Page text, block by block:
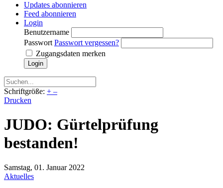
Updates abonnieren
Feed abonnieren
Login
Benutzername
Passwort Passwort vergessen?
Zugangsdaten merken
Login
Schriftgröße: + –
Drucken
JUDO: Gürtelprüfung
bestanden!
Samstag, 01. Januar 2022
Aktuelles